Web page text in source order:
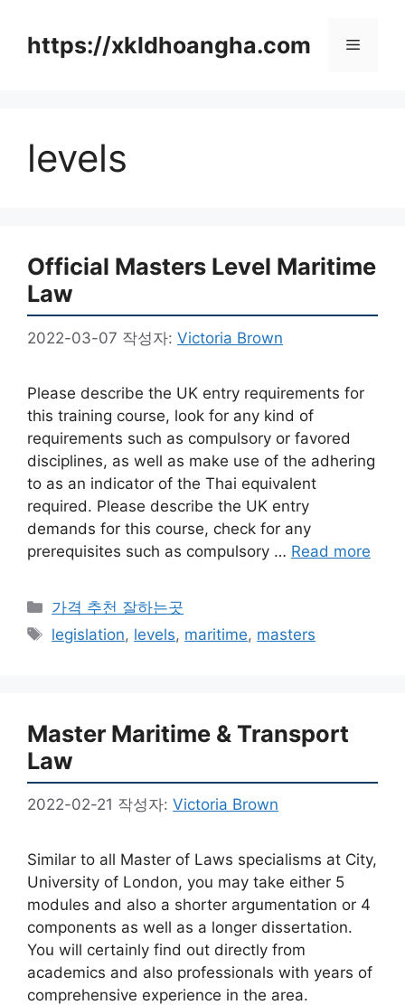
https://xkldhoangha.com 메
levels
Official Masters Level Maritime
Law
2022-03-07 작성자: Victoria Brown
Please describe the UK entry requirements for
this training course, look for any kind of
requirements such as compulsory or favored
disciplines, as well as make use of the adhering
to as an indicator of the Thai equivalent
required. Please describe the UK entry
demands for this course, check for any
prerequisites such as compulsory … Read more
카
테
고
가격 추천 잘하는곳
태
legislation, levels, maritime, masters
Master Maritime & Transport
Law
2022-02-21 작성자: Victoria Brown
Similar to all Master of Laws specialisms at City,
University of London, you may take either 5
modules and also a shorter argumentation or 4
components as well as a longer dissertation.
You will certainly find out directly from
academics and also professionals with years of
comprehensive experience in the area.